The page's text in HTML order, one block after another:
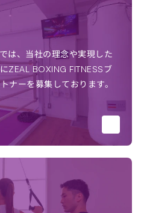
は、当社の理念や実現した
ZEAL BOXING FITNESSブ
ナーを募集しております。